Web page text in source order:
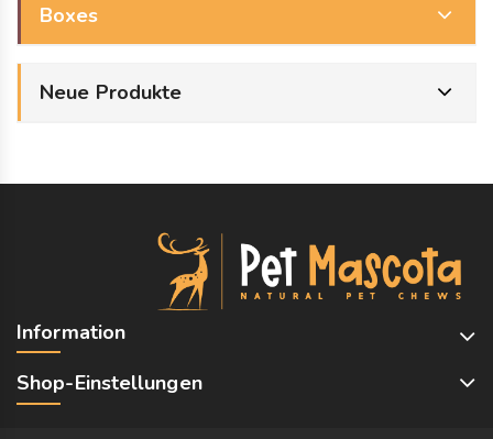
Boxes
Neue Produkte
Information
Shop-Einstellungen